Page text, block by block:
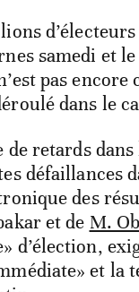
samedi et
pas encore
dans le
de retards
défaillances
des
et de M.
d’élection,
et la